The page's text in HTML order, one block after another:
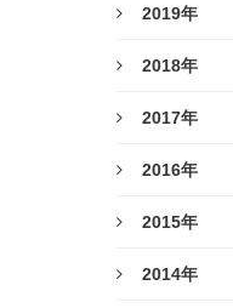
2019年
2018年
2017年
2016年
2015年
2014年